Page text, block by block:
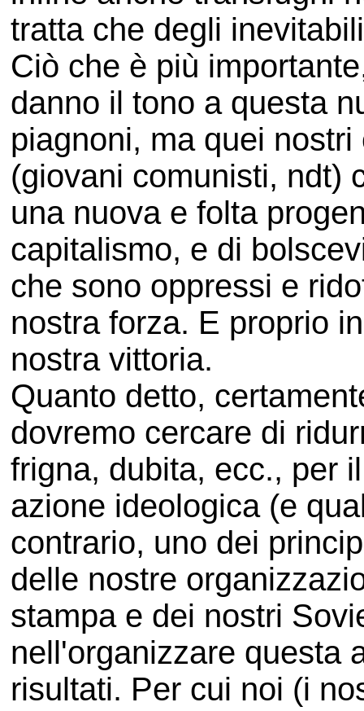
tratta che degli
Ciò che è più
danno il tono a questa
piagnoni, ma quei
(giovani comunisti, ndt)
una nuova e folta
capitalismo, e di
che sono oppressi e
nostra forza. E proprio
nostra vittoria.
Quanto detto,
dovremo cercare di
frigna, dubita, ecc., per
azione ideologica (e
contrario, uno dei
delle nostre
stampa e dei nostri
nell'organizzare questa
risultati. Per cui noi (i